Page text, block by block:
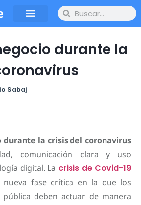
durante la
Sabaj
durante la crisis del coronavirus
comunicación clara y uso
digital. La crisis de Covid-19
nueva fase crítica en la que los
pública deben actuar de manera